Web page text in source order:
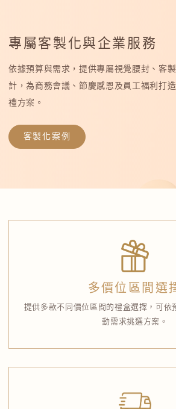
專屬客製化與企業服務
依據預算與需求，提供專屬視覺腰封、客
計，為商務會議、節慶感恩及員工福利打
禮方案。
客製化案例
多價位區間選
提供多款不同價位區間的禮盒選擇，可依
動需求挑選方案。